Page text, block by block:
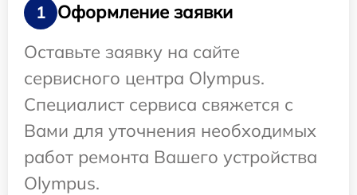
1
Оформление заявки
Оставьте заявку на сайте
сервисного центра Olympus.
Специалист сервиса свяжется с
Вами для уточнения необходимых
работ ремонта Вашего устройства
Olympus.